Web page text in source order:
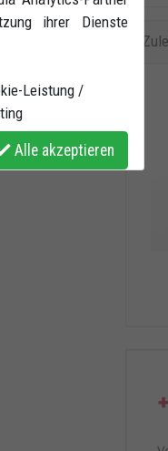
ihrer Dienste
Leistung /
Alle akzeptieren